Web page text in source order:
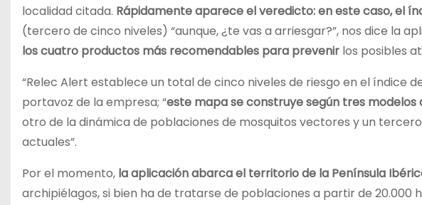
localidad citada. Rápidamente aparece el veredicto: en este caso, el
(tercero de cinco niveles) “aunque, ¿te vas a arriesgar?”, nos dice la
los cuatro productos más recomendables para prevenir los posibles
“Relec Alert establece un total de cinco niveles de riesgo en el índice
portavoz de la empresa; “este mapa se construye según tres modelos
otro de la dinámica de poblaciones de mosquitos vectores y un
actuales”.
Por el momento, la aplicación abarca el territorio de la Península
archipiélagos, si bien ha de tratarse de poblaciones a partir de 20.000